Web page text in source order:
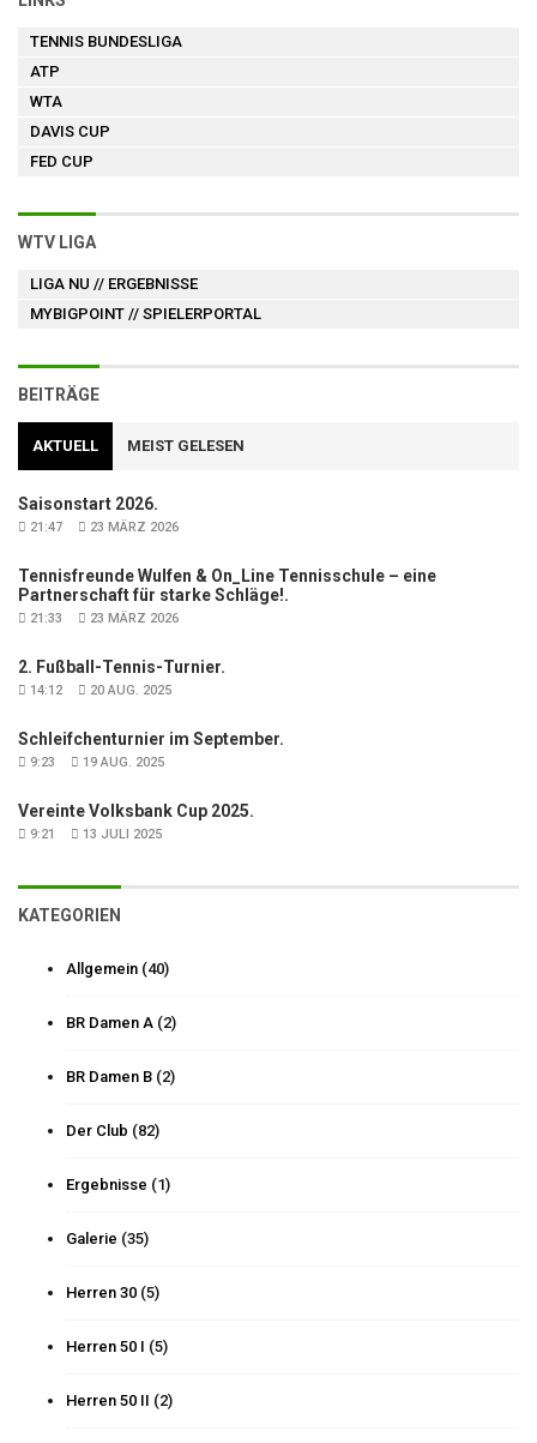
TENNIS BUNDESLIGA
ATP
WTA
DAVIS CUP
FED CUP
WTV LIGA
LIGA NU // ERGEBNISSE
MYBIGPOINT // SPIELERPORTAL
BEITRÄGE
AKTUELL MEIST GELESEN
Saisonstart 2026.
21:47 23 MÄRZ 2026
Tennisfreunde Wulfen & On_Line Tennisschule – eine
Partnerschaft für starke Schläge!.
21:33 23 MÄRZ 2026
2. Fußball-Tennis-Turnier.
14:12 20 AUG. 2025
Schleifchenturnier im September.
9:23 19 AUG. 2025
Vereinte Volksbank Cup 2025.
9:21 13 JULI 2025
KATEGORIEN
Allgemein (40)
BR Damen A (2)
BR Damen B (2)
Der Club (82)
Ergebnisse (1)
Galerie (35)
Herren 30 (5)
Herren 50 I (5)
Herren 50 II (2)